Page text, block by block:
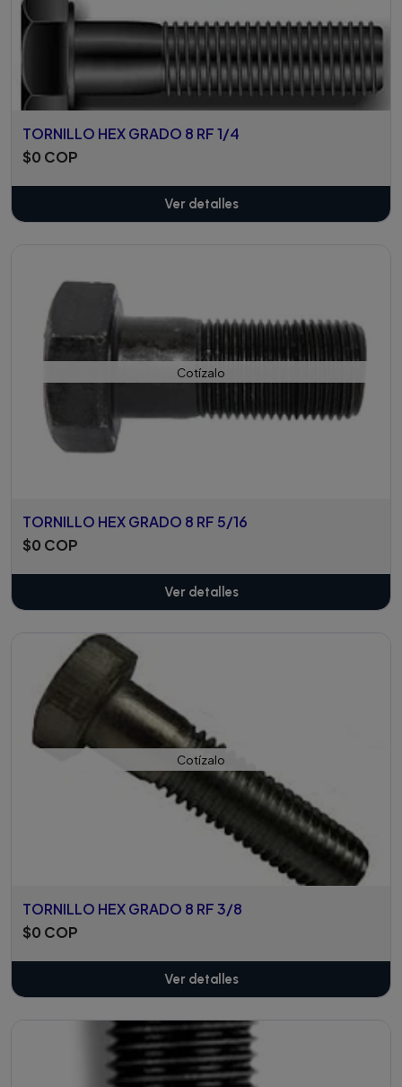
TORNILLO HEX GRADO 8 RF 1/4
$0 COP
Ver detalles
Cotízalo
TORNILLO HEX GRADO 8 RF 5/16
$0 COP
Ver detalles
Cotízalo
TORNILLO HEX GRADO 8 RF 3/8
$0 COP
Ver detalles